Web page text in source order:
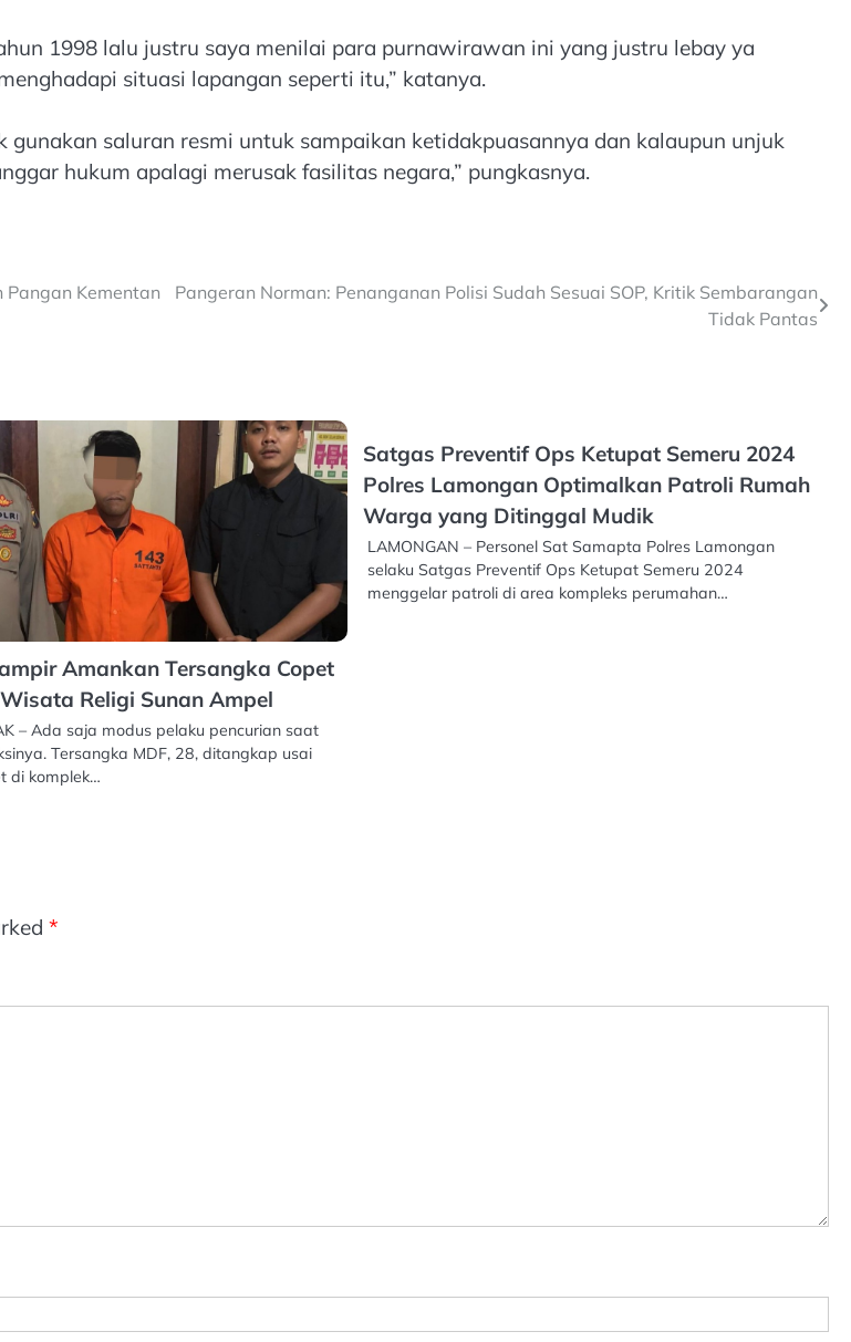
1998 lalu justru saya menilai para purnawirawan ini yang justru lebay ya
situasi lapangan seperti itu,” katanya.
saluran resmi untuk sampaikan ketidakpuasannya dan kalaupun unjuk
hukum apalagi merusak fasilitas negara,” pungkasnya.
Pangan Kementan
Pangeran Norman: Penanganan Polisi Sudah Sesuai SOP, Kritik Sembarangan
Tidak Pantas
Amankan Tersangka Copet
Religi Sunan Ampel
– Ada saja modus pelaku pencurian saat
Tersangka MDF, 28, ditangkap usai
di komplek…
Satgas Preventif Ops Ketupat Semeru 2024
Polres Lamongan Optimalkan Patroli Rumah
Warga yang Ditinggal Mudik
LAMONGAN – Personel Sat Samapta Polres Lamongan
selaku Satgas Preventif Ops Ketupat Semeru 2024
menggelar patroli di area kompleks perumahan…
*